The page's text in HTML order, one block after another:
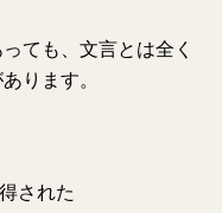
ても、文言とは全く
ります。
された